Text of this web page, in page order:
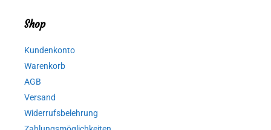
Shop
Kundenkonto
Warenkorb
AGB
Versand
Widerrufsbelehrung